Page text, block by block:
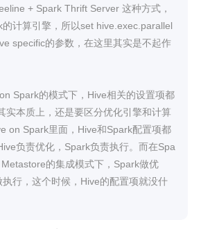
+ Spark Thrift Server 这种方式，
的计算引擎，所以set hive.exec.parallel
specific的参数，在这里其实是不起作
Spark的模式下，Hive相关的设置项都
实本质上，还是要区分优化引擎和计算
on Spark里面，Hive和Spark配置项都
负责优化，Spark负责执行。而在Spa
的集成模式下，Spark做优
行，这个时候，Hive的配置项就没什